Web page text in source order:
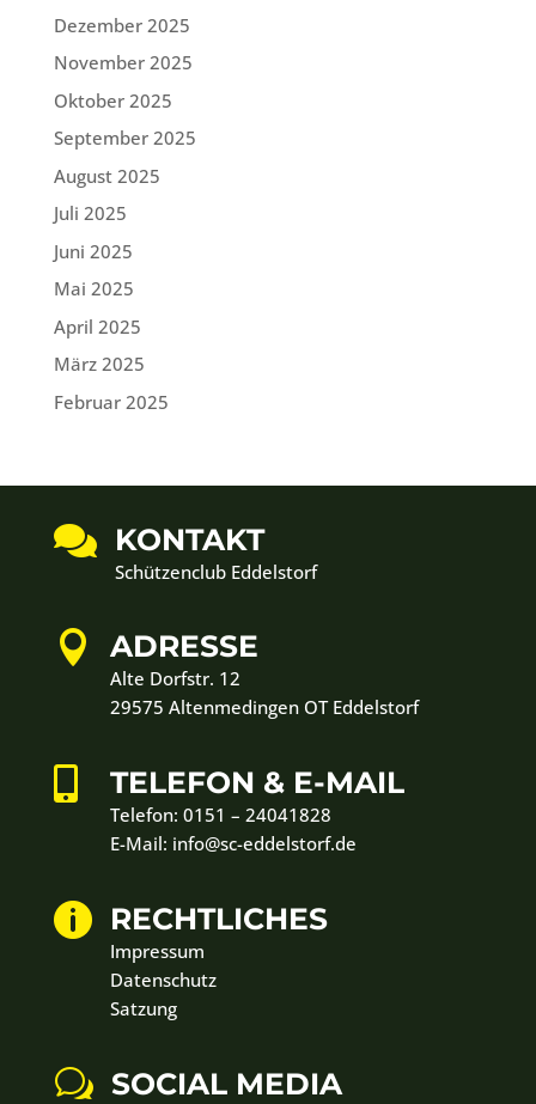
Dezember 2025
November 2025
Oktober 2025
September 2025
August 2025
Juli 2025
Juni 2025
Mai 2025
April 2025
März 2025
Februar 2025
 KONTAKT
Schützenclub Eddelstorf
 ADRESSE
Alte Dorfstr. 12
29575 Altenmedingen OT Eddelstorf
 TELEFON & E-MAIL
Telefon: 0151 – 24041828
E-Mail: info@sc-eddelstorf.de
 RECHTLICHES
Impressum
Datenschutz
Satzung
w SOCIAL MEDIA